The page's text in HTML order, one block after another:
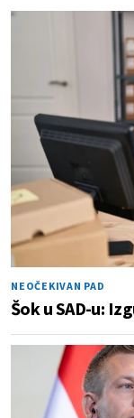
NEOČEKIVAN PAD
Šok u SAD-u: